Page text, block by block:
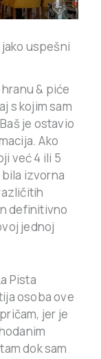
uspešni
& piće
s kojim sam
je ostavio
Ako
već 4 ili 5
izvorna
definitivno
jednoj
Pista
osoba ove
jer je
dok sam